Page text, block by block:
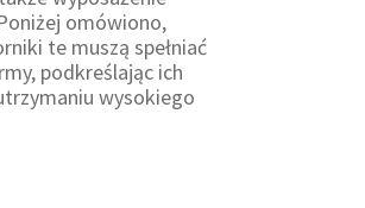
omówiono,
te muszą spełniać
podkreślając ich
wysokiego